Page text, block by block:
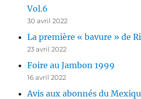
Vol.6
30 avril 2022
La première « bavure » de
23 avril 2022
Foire au Jambon 1999
16 avril 2022
Avis aux abonnés du